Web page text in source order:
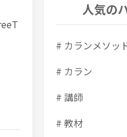
人気の
# カランメソッ
# カラン
# 講師
# 教材